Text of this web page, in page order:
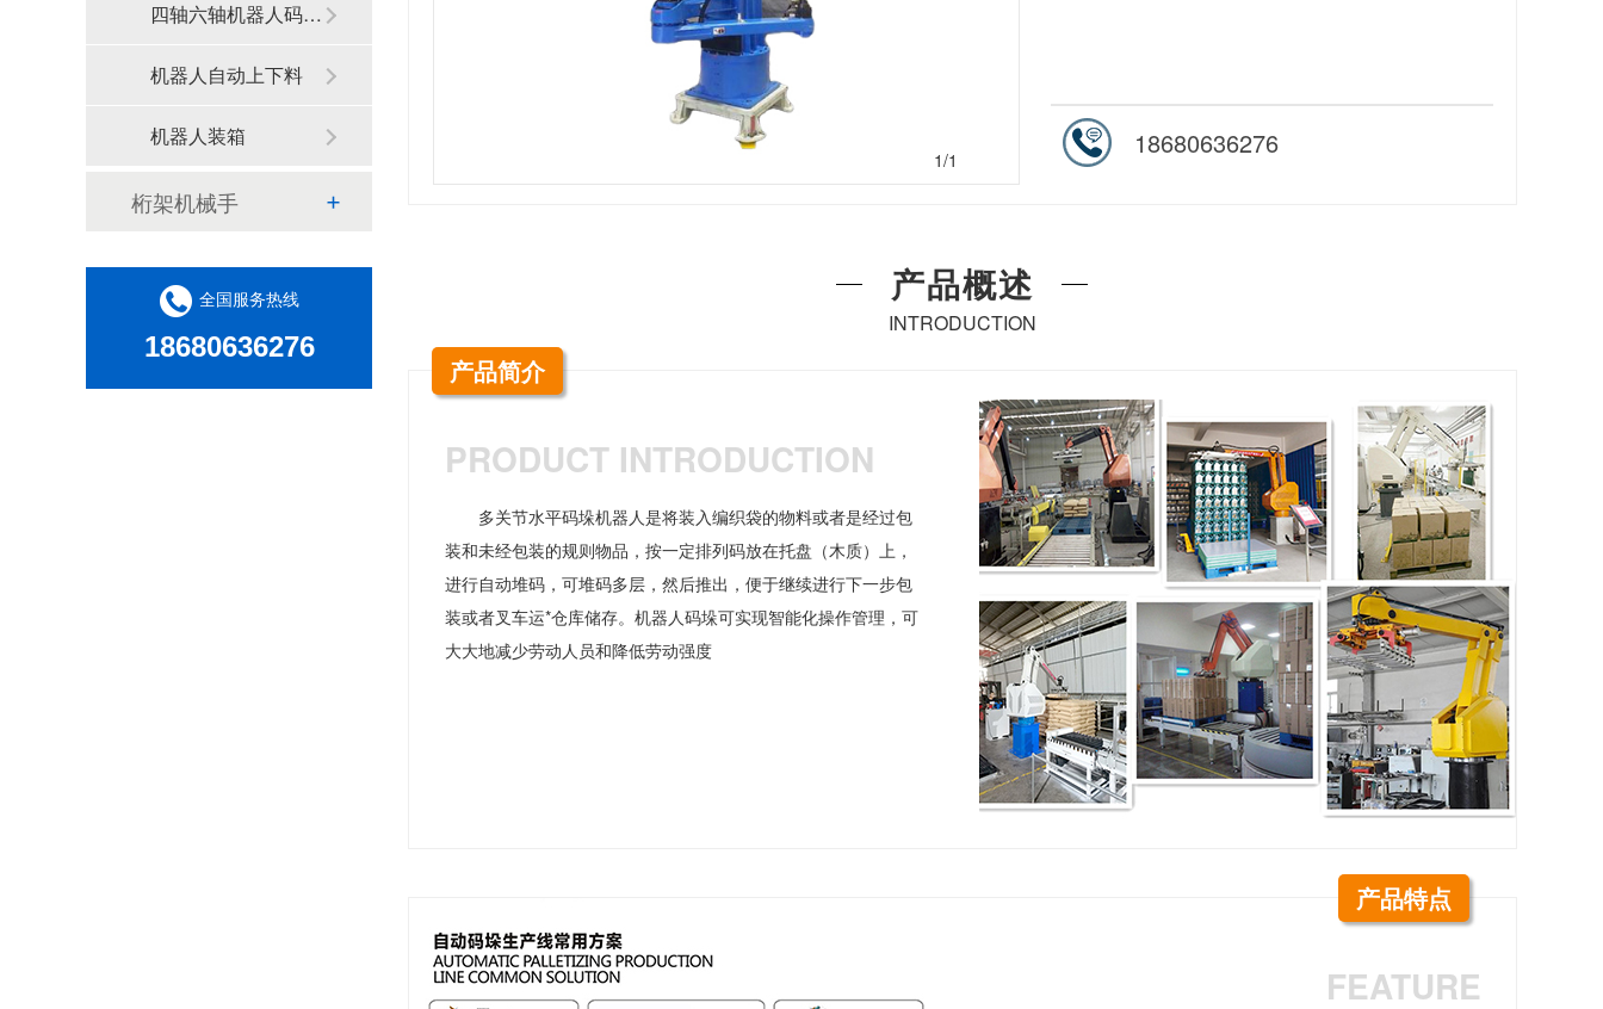
四轴六轴机器人码垛机
机器人自动上下料
机器人装箱
桁架机械手
全国服务热线
18680636276
1/1 18680636276
产品概述
INTRODUCTION
PRODUCT INTRODUCTION
多关节水平码垛机器人是将装入编织袋的物料或者是经过包
装和未经包装的规则物品，按一定排列码放在托盘（木质）上，
进行自动堆码，可堆码多层，然后推出，便于继续进行下一步包
装或者叉车运*仓库储存。机器人码垛可实现智能化操作管理，可
大大地减少劳动人员和降低劳动强度
产品简介
FEATURE
产品特点